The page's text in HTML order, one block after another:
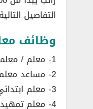
التفاصيل
وظائف
1- معلم / معلمة.
2- مساعد معلم.
3- معلم ابتدائي.
4- معلم تمهيدي.